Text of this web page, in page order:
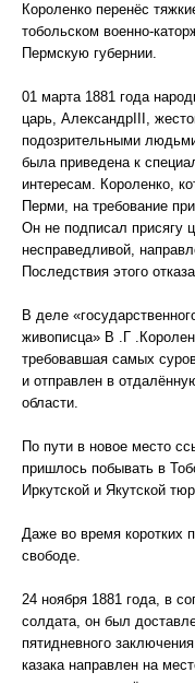
Короленко перенёс
тобольском военно-
Пермскую губернии.
01 марта 1881 года
царь, АлександрIII,
подозрительными
была приведена к
интересам. Короленко,
Перми, на требование
Он не подписал присягу
несправедливой,
Последствия этого
В деле
живописца» В .Г
требовавшая самых
и отправлен в
области.
По пути в новое место
пришлось побывать в
Иркутской и Якутской
Даже во время коротких
свободе.
24 ноября 1881 года, в
солдата, он был
пятидневного
казака направлен на